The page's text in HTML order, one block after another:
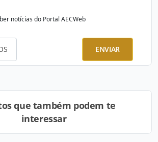
notícias do Portal AECWeb
ENVIAR
que também podem te
interessar